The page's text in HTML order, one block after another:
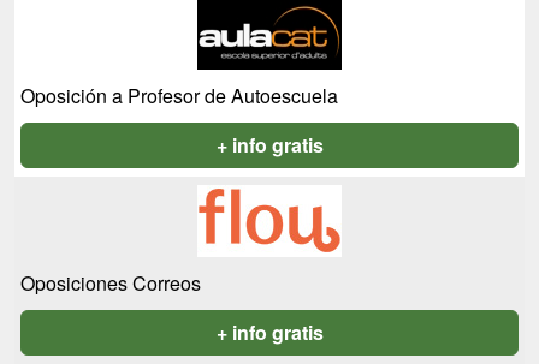
Oposición a Profesor de Autoescuela
+ info gratis
Oposiciones Correos
+ info gratis